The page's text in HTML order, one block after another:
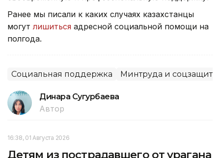
Ранее мы писали к каких случаях казахстанцы
могутлишиться адресной социальной помощи на
полгода.
Социальная поддержка Минтруда и
Динара Сугурбаева
Автор
16:38, 01 Августа 2026
Детям из пострадавшего от урагана